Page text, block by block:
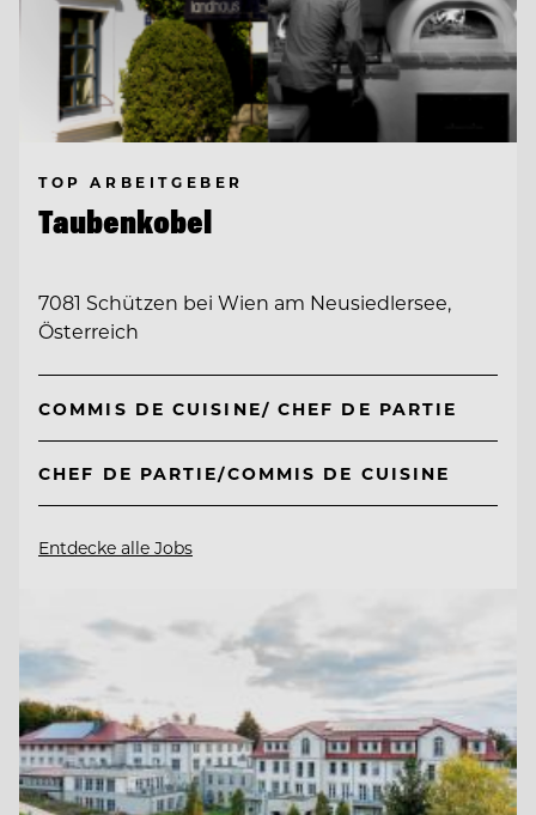
TOP ARBEITGEBER
Taubenkobel
7081 Schützen bei Wien am Neusiedlersee,
Österreich
COMMIS DE CUISINE/ CHEF DE PARTIE
CHEF DE PARTIE/COMMIS DE CUISINE
Entdecke alle Jobs